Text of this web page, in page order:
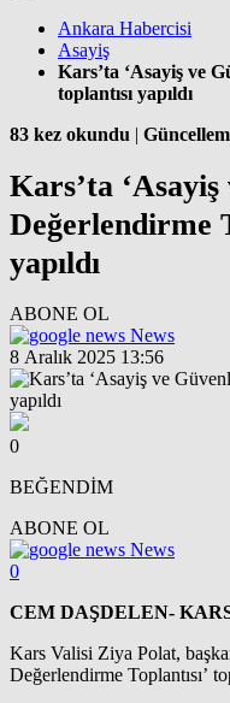
Ankara Habercisi
Asayiş
Kars’ta ‘Asayiş ve
toplantısı yapıldı
83 kez okundu |
Kars’ta
Değerlendirme
yapıldı
ABONE OL
News
8 Aralık 2025 13:56
0
BEĞENDİM
ABONE OL
News
0
CEM DAŞDELEN-
Kars Valisi Ziya Polat,
Değerlendirme Toplantısı’